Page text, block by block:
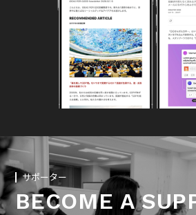
サポーター
BECOME A